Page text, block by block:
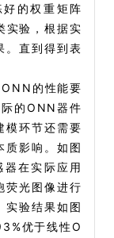
的权重矩阵
实验，根据实
。直到得到表
的性能要
的ONN器件
模环节还需要
质影响。如图
在实际应用
荧光图像进行
实验结果如图
优于线性O